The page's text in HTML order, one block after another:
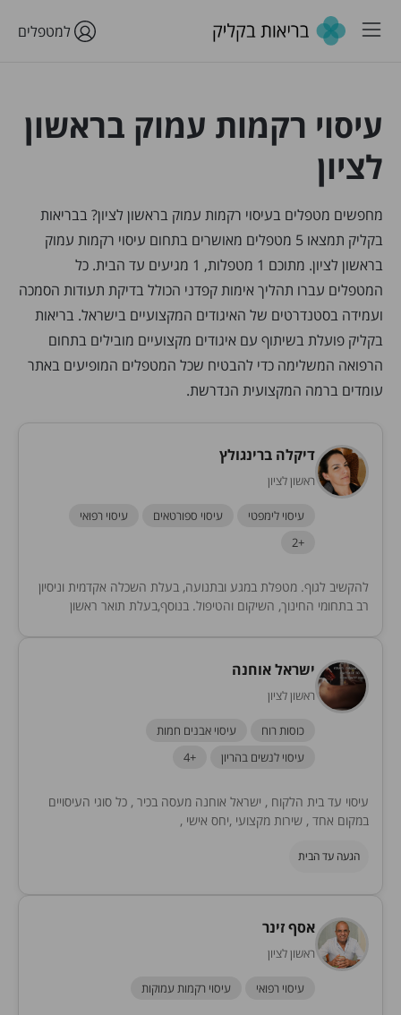
למטפלים
עיסוי רקמות עמוק בראשון
לציון
מחפשים מטפלים בעיסוי רקמות עמוק בראשון לציון? בבריאות
בקליק תמצאו 5 מטפלים מאושרים בתחום עיסוי רקמות עמוק
בראשון לציון. מתוכם 1 מטפלות, 1 מגיעים עד הבית. כל
המטפלים עברו תהליך אימות קפדני הכולל בדיקת תעודות הסמכה
ועמידה בסטנדרטים של האיגודים המקצועיים בישראל. בריאות
בקליק פועלת בשיתוף עם איגודים מקצועיים מובילים בתחום
הרפואה המשלימה כדי להבטיח שכל המטפלים המופיעים באתר
עומדים ברמה המקצועית הנדרשת.
דיקלה ברינגולץ
ראשון לציון
עיסוי לימפטי עיסוי ספורטאים
עיסוי רפואי
+2
להקשיב לגוף. מטפלת במגע ובתנועה, בעלת השכלה אקדמית וניסיון
רב בתחומי החינוך, השיקום והטיפול. בנוסף,בעלת תואר ראשון
ישראל אוחנה
ראשון לציון
כוסות רוח
עיסוי אבנים חמות
עיסוי לנשים בהריון
+4
עיסוי עד בית הלקוח , ישראל אוחנה מעסה בכיר , כל סוגי העיסויים
במקום אחד , שירות מקצועי ,יחס אישי ,
הגעה עד הבית
אסף זינר
ראשון לציון
עיסוי רפואי עיסוי רקמות עמוקות